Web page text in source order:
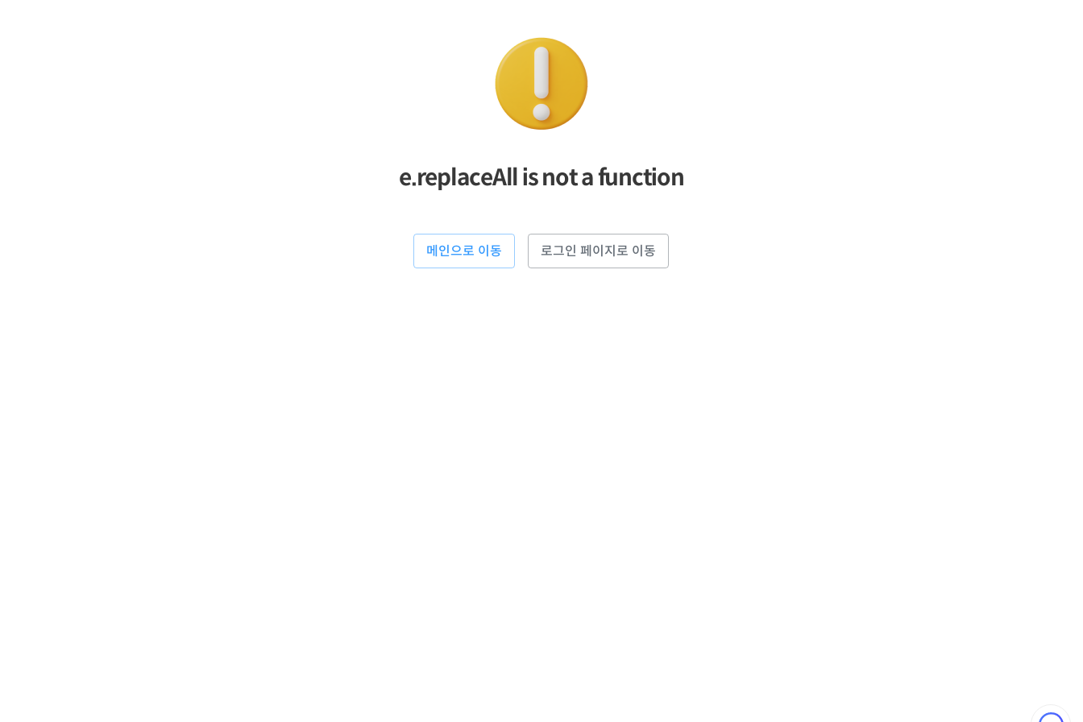
e.replaceAll is not a function
메인으로 이동 로그인 페이지로 이동